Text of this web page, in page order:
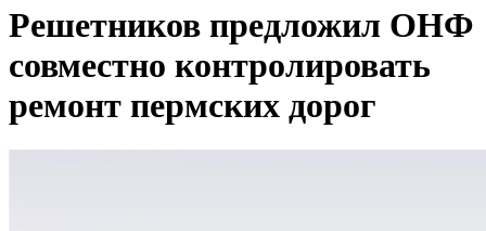
Решетников предложил ОНФ
совместно контролировать
ремонт пермских дорог